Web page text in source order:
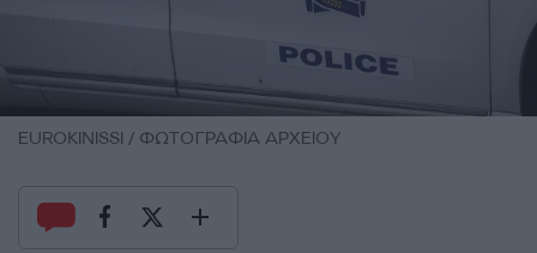
EUROKINISSI / ΦΩΤΟΓΡΑΦΙΑ ΑΡΧΕΙΟΥ